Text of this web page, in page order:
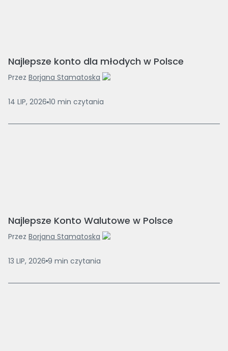
Najlepsze konto dla młodych w Polsce
Przez Borjana Stamatoska
14 LIP, 2026 10 min czytania
Najlepsze Konto Walutowe w Polsce
Przez Borjana Stamatoska
13 LIP, 2026 9 min czytania